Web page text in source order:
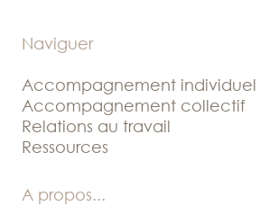
Naviguer
Accompagnement individuel
Accompagnement collectif
Relations au travail
Ressources
A propos...